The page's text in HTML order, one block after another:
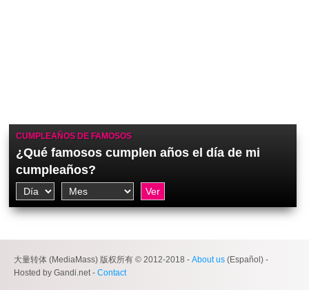
CUMPLEAÑOS DE FAMOSOS
¿Qué famosos cumplen años el día de mi
cumpleaños?
大量转体 (MediaMass) 版权所有 © 2012-2018 - About us (Español) -
Hosted by Gandi.net - Contact